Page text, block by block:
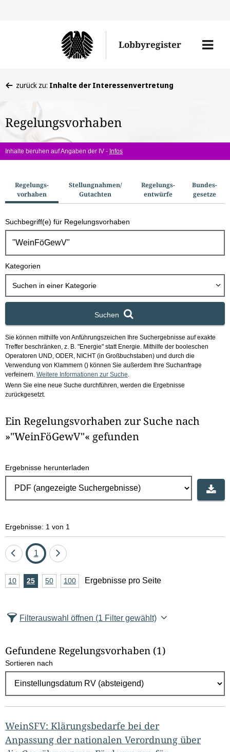
den
Lobbyregister
Menü
befinden
hier:
zurück zu: Inhalte der Interessenvertretung
Regelungsvorhaben
Inhalte beruhen auf Angaben der IV - Infos
u
c
h
o
Regelungs­
vorhaben
Stellungnahmen/​
Gutachten
Regelungs­
entwürfe
Bundes­
gesetze
Suchbegriff(e) für Regelungsvorhaben
Kategorien
Suchen in einer Kategorie
Suchen
Sie können mithilfe von Anführungszeichen Ihre Suchergebnisse auf exakte
Treffer beschränken, z. B. "Energie" statt Energie. Mithilfe der booleschen
Operatoren UND, ODER, NICHT (in Großbuchstaben) und durch die
Verwendung von Klammern () können Sie außerdem Ihre Suchanfrage
verfeinern. Weitere Informationen zur Suche
Wenn Sie eine neue Suche durchführen, werden die Ergebnisse
zurückgesetzt.
Ein Regelungsvorhaben zur Suche nach
»"WeinFöGewV"« gefunden
Ergebnisse herunterladen
Ergebnisse: 1 von 1
Eine
zurück
Seite
1
Eine
vor
A
z
l
E
g
e
b
n
10Ergebnisse
25Ergebnisse
50Ergebnisse
100Ergebnisse
Ergebnisse pro Seite
Filterauswahl öffnen (1 Filter gewählt)
Gefundene Regelungsvorhaben (1)
Sortieren nach
WeinSFV: Klärungsbedarfe bei der
Anpassung der nationalen Verordnung über